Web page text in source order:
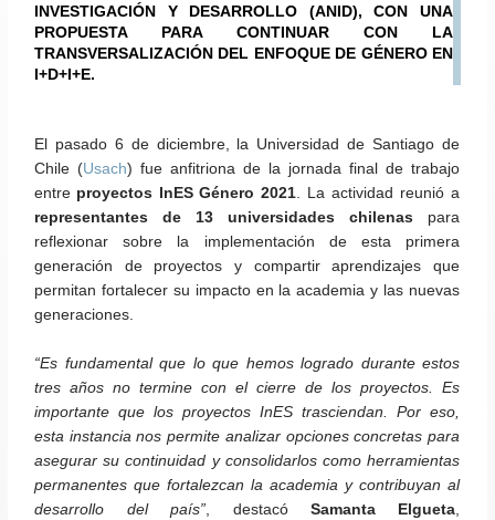
INVESTIGACIÓN Y DESARROLLO (ANID), CON UNA
PROPUESTA PARA CONTINUAR CON LA
TRANSVERSALIZACIÓN DEL ENFOQUE DE GÉNERO EN
I+D+I+E.
El pasado 6 de diciembre, la Universidad de Santiago de
Chile (Usach) fue anfitriona de la jornada final de trabajo
entre proyectos InES Género 2021. La actividad reunió a
representantes de 13 universidades chilenas para
reflexionar sobre la implementación de esta primera
generación de proyectos y compartir aprendizajes que
permitan fortalecer su impacto en la academia y las nuevas
generaciones.
“Es fundamental que lo que hemos logrado durante estos
tres años no termine con el cierre de los proyectos. Es
importante que los proyectos InES trasciendan. Por eso,
esta instancia nos permite analizar opciones concretas para
asegurar su continuidad y consolidarlos como herramientas
permanentes que fortalezcan la academia y contribuyan al
desarrollo del país”, destacóSamanta Elgueta,